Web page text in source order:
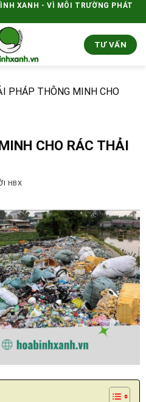
XANH - VÌ MÔI TRƯỜNG PHÁT
TƯ VẤN
PHÁP THÔNG MINH CHO
CHO RÁC THẢI
HBX